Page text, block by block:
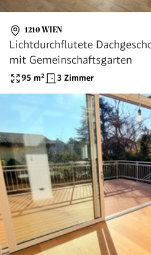
1210 WIEN
Lichtdurchflutete
mit Gemeinschaftsgarten
95 m² 3 Zimmer